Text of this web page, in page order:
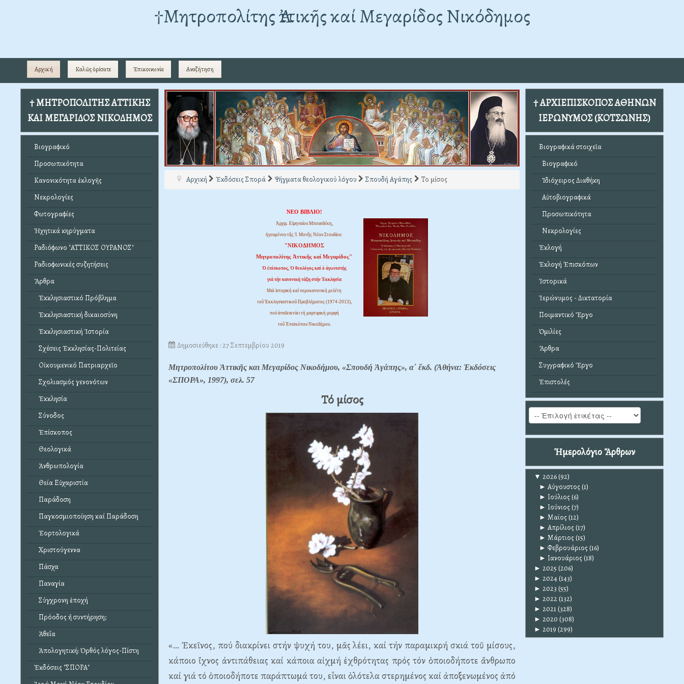
†Mητροπολίτης Ἀττικῆς καί Μεγαρίδος Νικόδημος
Αρχική Καλῶς ὁρίσατε Ἐπικοινωνία Αναζήτηση
† ΜΗΤΡΟΠΟΛΙΤΗΣ ΑΤΤΙΚΗΣ
ΚΑΙ ΜΕΓΑΡΙΔΟΣ ΝΙΚΟΔΗΜΟΣ
Βιογραφικό
Προσωπικότητα
Κανονικότητα ἐκλογῆς
Νεκρολογίες
Φωτογραφίες
Ἠχητικά κηρύγματα
Ραδιόφωνο "ΑΤΤΙΚΟΣ ΟΥΡΑΝΟΣ"
Ραδιοφωνικές συζητήσεις
Ἄρθρα
Ἐκκλησιαστικό Πρόβλημα
Ἐκκλησιαστική δικαιοσύνη
Ἐκκλησιαστική Ἱστορία
Σχέσεις Ἐκκλησίας-Πολιτείας
Οἰκουμενικό Πατριαρχεῖο
Σχολιασμός γενονότων
Ἐκκλησία
Σύνοδος
Ἐπίσκοπος
Θεολογικά
Ἀνθρωπολογία
Θεία Εὐχαριστία
Παράδοση
Παγκοσμιοποίηση καί Παράδοση
Ἑορτολογικά
Χριστούγεννα
Πάσχα
Παναγία
Σύγχρονη ἐποχή
Πρόοδος ἤ συντήρηση;
Ἀθεΐα
Ἀπολογητική: Ὀρθός λόγος-Πίστη
Ἐκδόσεις "ΣΠΟΡΑ"
Αρχική Ἐκδόσεις Σπορά Ψήγματα θεολογικού λόγου Σπουδή Αγάπης Το μίσος
ΝΕΟ ΒΙΒΛΙΟ!
Ἀρχιμ. Εἰρηναίου Μπουσδέκη,
ἡγουμένου τῆς Ἱ. Μονῆς Νέου Στουδίου:
"ΝΙΚΟΔΗΜΟΣ
Μητροπολίτης Ἀττικῆς καί Μεγαρίδος"
Ὁ ἐπίσκοπος, Ὁ θεολόγος καί ὁ ἀγωνιστής
γιά τήν κανονική τάξη στήν Ἐκκλησία
Μιά ἱστορική καί νομοκανονική μελέτη
τοῦ Ἐκκλησιαστικοῦ Προβλήματος (1974-2013),
πού ἀναδεικνύει τή μαρτυρική μορφή
τοῦ Ἐπισκόπου Νικοδήμου.
Δημοσιεύθηκε : 27 Σεπτεμβρίου 2019
Μητροπολίτου Ἀττικῆς και Μεγαρίδος Νικοδήμου, «Σπουδή Ἀγάπης», α΄ ἔκδ. (Ἀθήνα: Ἐκδόσεις
«ΣΠΟΡΑ», 1997), σελ. 57
Τό μίσος
«… Ἐκεῖνος, πού διακρίνει στήν ψυχή του, μᾶς λέει, καί τήν παραμικρή σκιά τοῦ μίσους,
κάποιο ἴχνος ἀντιπάθειας καί κάποια αἰχμή ἐχθρότητας πρός τόν ὁποιοδήποτε ἄνθρωπο
καί γιά τό ὁποιοδήποτε παράπτωμά του, εἶναι ὁλότελα στερημένος καί ἀποξενωμένος ἀπό
† ΑΡΧΙΕΠΙΣΚΟΠΟΣ ΑΘΗΝΩΝ
ΙΕΡΩΝΥΜΟΣ (ΚΟΤΣΩΝΗΣ)
Βιογραφικά στοιχεῖα
Βιογραφικό
Ἰδιόχειρος Διαθήκη
Αὐτοβιογραφικά
Προσωπικότητα
Νεκρολογίες
Ἐκλογή
Ἐκλογή Ἐπισκόπων
Ἱστορικά
Ἱερώνυμος - Δικτατορία
Ποιμαντικό Ἔργο
Ὁμιλίες
Ἄρθρα
Συγγραφικό Ἔργο
Ἐπιστολές
Ἡμερολόγιο Ἄρθρων
▼ 2026(92)
► Αύγουστος (1)
► Ιούλιος (6)
► Ιούνιος (7)
► Μαϊος (12)
► Απρίλιος (17)
► Μάρτιος (15)
► Φεβρουάριος (16)
► Ιανουάριος (18)
► 2025 (206)
► 2024(143)
► 2023 (55)
► 2022(132)
► 2021(328)
► 2020 (308)
► 2019 (299)